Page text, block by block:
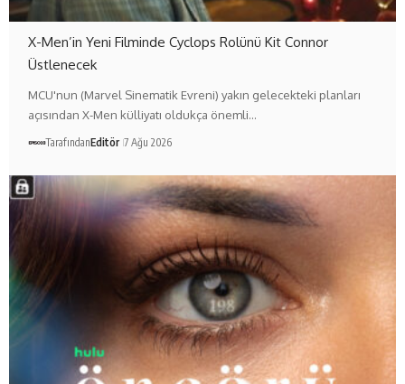
X-Men’in Yeni Filminde Cyclops Rolünü Kit Connor
Üstlenecek
MCU'nun (Marvel Sinematik Evreni) yakın gelecekteki planları
açısından X-Men külliyatı oldukça önemli…
TarafındanEditör 7 Ağu 2026